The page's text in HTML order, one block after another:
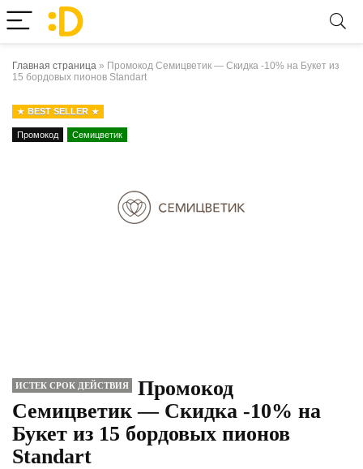
Главная страница » Промокод Семицветик — Скидка -10% на Букет из
15 бордовых пионов Standart
BEST SELLER
Промокод Семицветик
ИСТЕК СРОК ДЕЙСТВИЯ
Промокод
Семицветик — Скидка -10% на
Букет из 15 бордовых пионов
Standart